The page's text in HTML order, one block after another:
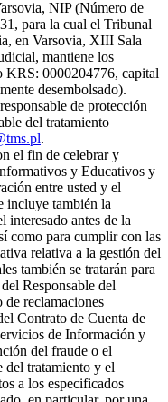
NIP (Número de
para la cual el Tribunal
en Varsovia, XIII Sala
mantiene los
KRS: 0000204776, capital
desembolsado).
de protección
del tratamiento
.
el fin de celebrar y
y Educativos y
entre usted y el
incluye también la
interesado antes de la
como para cumplir con las
relativa a la gestión del
también se tratarán para
Responsable del
de reclamaciones
Contrato de Cuenta de
de Información y
del fraude o el
del tratamiento y el
a los especificados